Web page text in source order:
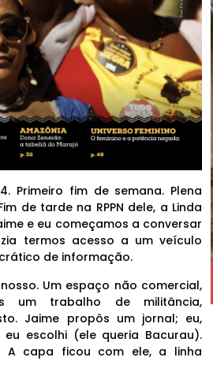
Primeiro fim de semana. Plena
de tarde na RPPN dele, a Linda
e eu começamos a conversar
termos acesso a um veículo
de informação.
Um espaço não comercial,
um trabalho de militância,
Jaime propôs um jornal; eu,
escolhi (ele queria Bacurau).
A capa ficou com ele, a linha